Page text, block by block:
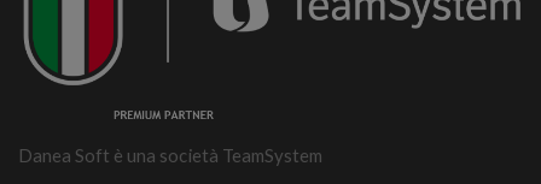
Danea Soft è una società TeamSystem